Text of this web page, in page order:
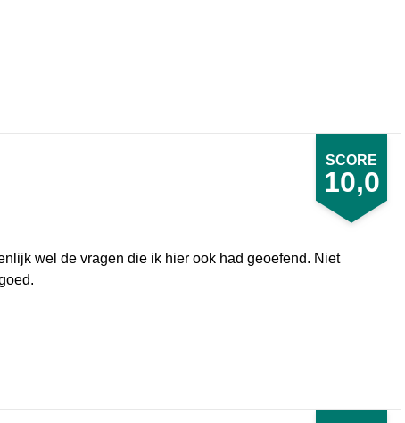
SCORE
10,0
wel de vragen die ik hier ook had geoefend. Niet